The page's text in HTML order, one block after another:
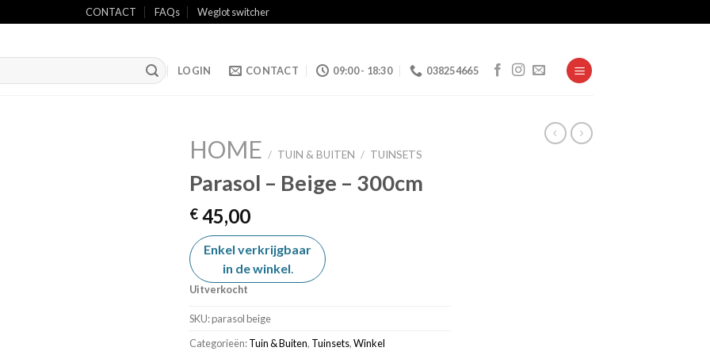
CONTACT FAQs Weglot switcher
LOGIN CONTACT 09:00 - 18:30 038254665
HOME / TUIN & BUITEN / TUINSETS
Parasol – Beige – 300cm
€ 45,00
Enkel verkrijgbaar
in de winkel.
Uitverkocht
SKU:parasol beige
Categorieën:Tuin & Buiten, Tuinsets,Winkel